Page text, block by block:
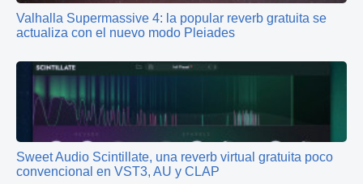
Valhalla Supermassive 4: la popular reverb gratuita se
actualiza con el nuevo modo Pleiades
Sweet Audio Scintillate, una reverb virtual gratuita poco
convencional en VST3, AU y CLAP